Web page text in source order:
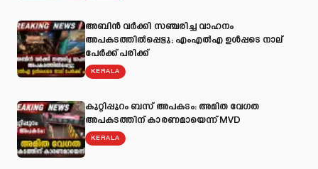
അബിന്‍ വര്‍ക്കി സഞ്ചരിച്ച വാഹനം
അപകടത്തില്‍പ്പെട്ടു; എംഎല്‍എ ഉള്‍പ്പടെ നാല്
പേര്‍ക്ക് പരിക്ക്
KERALA
കുറ്റിപ്പുറം ബസ് അപകടം: അമിത വേഗത
അപകടത്തിന് കാരണമായെന്ന് MVD
KERALA